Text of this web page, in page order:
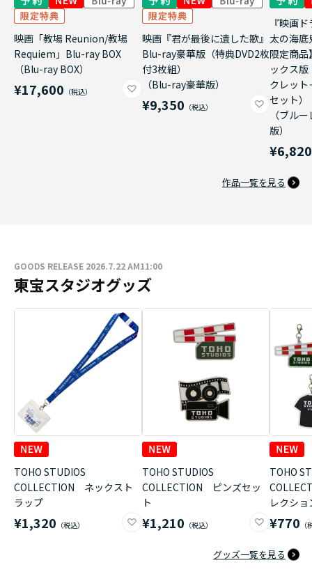
映画「教場 Reunion/教場
Requiem」Blu-ray BOX
（Blu-ray BOX）
¥17,600
映画『君が最後に遺した歌』
Blu-ray豪華版（特典DVD2枚
付3枚組）
（Blu-ray豪華版）
¥9,350
『映画
太の海底
限定商品
ックス
クレッ
セット）
（ブル
版）
¥6,820
作品一覧を見る
GOODS RELEASE 2026.7.22 AM11:00
東宝スタジオグッズ
TOHO STUDIOS
COLLECTION ネックスト
ラップ
¥1,320
TOHO STUDIOS
COLLECTION ピンズセッ
ト
¥1,210
TOHO
レクシ
¥770
グッズ一覧を見る